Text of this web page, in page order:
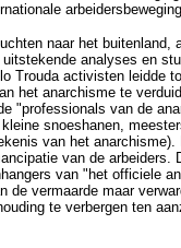
naar het
analyses en
activisten
het anarchisme te
"professionals van de
snoeshanen,
van het
van de
van "het officiele
vermaarde maar
te verbergen ten